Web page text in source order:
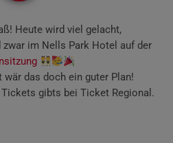
Heute wird viel gelacht,
zwar im Nells Park Hotel auf der
das doch ein guter Plan!
gibts bei Ticket Regional.